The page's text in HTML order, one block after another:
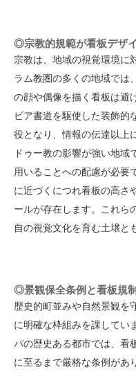
◎宗教的規範が看板デザ
宗教は、地域の視覚環境に
ラム教圏の多くの地域では
の顔や偶像を描く看板は避
ビア書道を駆使した装飾的
役となり、情報の伝達以上
ドゥー教の影響が強い地
用いることへの配慮が必要
に近づくにつれ看板の高さ
ールが存在します。これら
自の視覚文化を育む土壌と
◎景観保全条例と看板規
歴史的町並みや自然景観を
に明確な枠組みを課してい
パの歴史ある都市では、看
に至るまで厳格な条例があ